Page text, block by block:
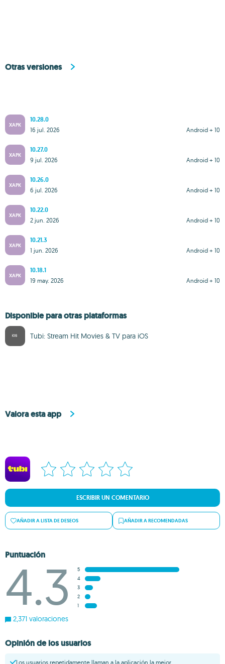
Otras versiones
XAPK
10.28.0
Android + 10
16 jul. 2026
XAPK
10.27.0
Android + 10
9 jul. 2026
XAPK
10.26.0
Android + 10
6 jul. 2026
XAPK
10.22.0
Android + 10
2 jun. 2026
XAPK
10.21.3
Android + 10
1 jun. 2026
XAPK
10.18.1
Android + 10
19 may. 2026
Disponible para otras plataformas
Tubi: Stream Hit Movies & TV para iOS
Valora esta app
ESCRIBIR UN COMENTARIO
AÑADIR A LISTA DE DESEOS AÑADIR A RECOMENDADAS
Puntuación
4.3
5
4
3
2
1
2,371 valoraciones
Opinión de los usuarios
Los usuarios repetidamente llaman a la aplicación la mejor